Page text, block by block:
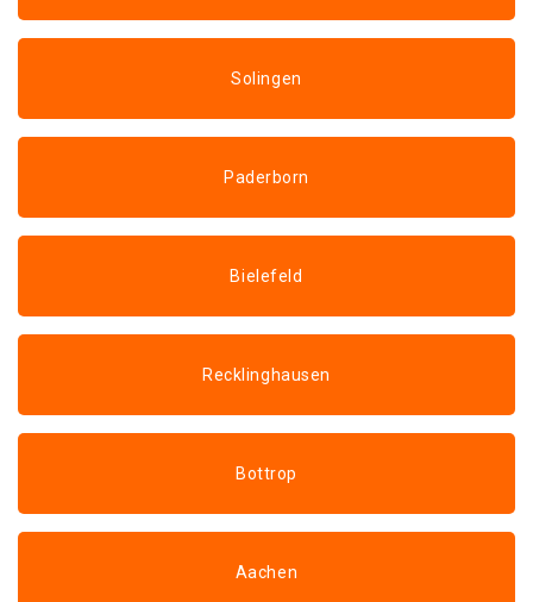
Solingen
Paderborn
Bielefeld
Recklinghausen
Bottrop
Aachen